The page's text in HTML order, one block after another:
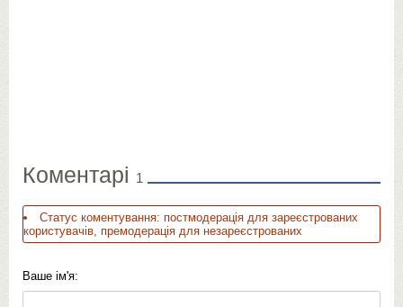
Коментарі 1
Статус коментування: постмодерація для зареєстрованих
користувачів, премодерація для незареєстрованих
Ваше ім'я: